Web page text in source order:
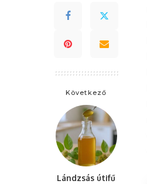
Következő
Lándzsás útifű